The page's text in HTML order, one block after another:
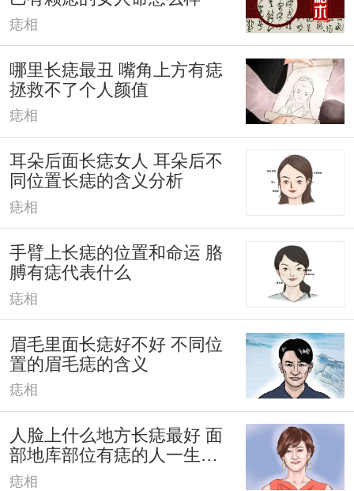
痣相
哪里长痣最丑 嘴角上方有痣
拯救不了个人颜值
痣相
耳朵后面长痣女人 耳朵后不
同位置长痣的含义分析
痣相
手臂上长痣的位置和命运 胳
膊有痣代表什么
痣相
眉毛里面长痣好不好 不同位
置的眉毛痣的含义
痣相
人脸上什么地方长痣最好 面
部地库部位有痣的人一生富
有
痣相